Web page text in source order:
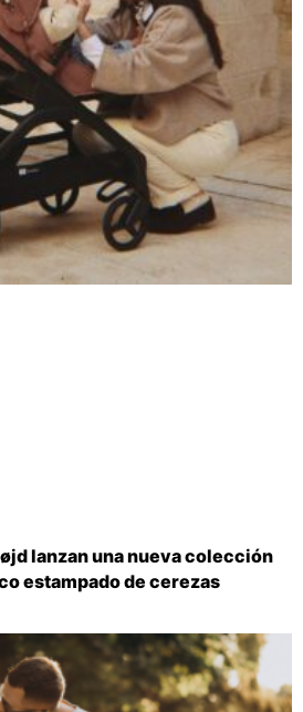
lanzan una nueva colección
estampado de cerezas